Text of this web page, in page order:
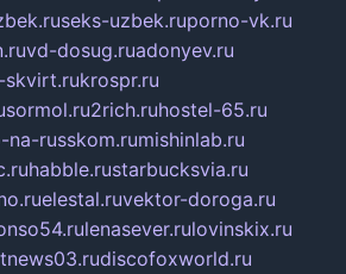
seks-uzbek.ruporno-vk.ru
vd-dosug.ruadonyev.ru
skvirt.rukrospr.ru
sormol.ru2rich.ruhostel-65.ru
na-russkom.rumishinlab.ru
habble.rustarbucksvia.ru
elestal.ruvektor-doroga.ru
lenasever.rulovinskix.ru
discofoxworld.ru